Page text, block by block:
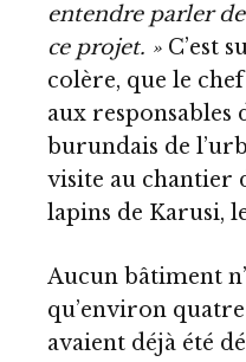
entendre parler
ce projet. » C’est
colère, que le chef
aux responsables
burundais de
visite au chantier
lapins de Karusi,
Aucun bâtiment
qu’environ
avaient déjà été